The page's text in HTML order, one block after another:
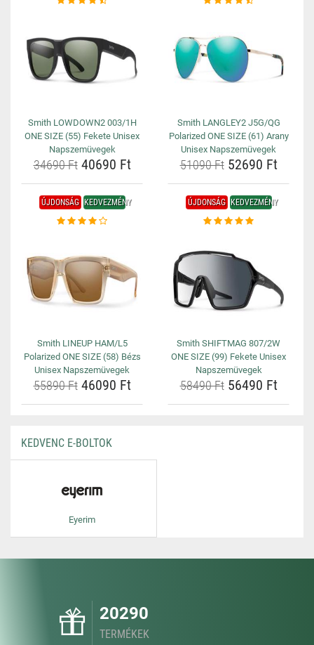
Smith LOWDOWN2 003/1H
ONE SIZE (55) Fekete Unisex
Napszemüvegek
34690 Ft40690 Ft
Smith LANGLEY2 J5G/QG
Polarized ONE SIZE (61) Arany
Unisex Napszemüvegek
51090 Ft52690 Ft
ÚJDONSÁG KEDVEZMÉNY
Smith LINEUP HAM/L5
Polarized ONE SIZE (58) Bézs
Unisex Napszemüvegek
55890 Ft46090 Ft
ÚJDONSÁG KEDVEZMÉNY
Smith SHIFTMAG 807/2W
ONE SIZE (99) Fekete Unisex
Napszemüvegek
58490 Ft56490 Ft
KEDVENC E-BOLTOK
Eyerim
20290
TERMÉKEK